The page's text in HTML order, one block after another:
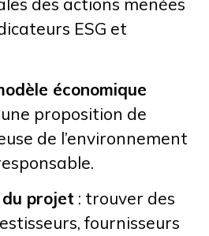
des actions menées
ESG et
économique
proposition de
de l’environnement
projet : trouver des
fournisseurs